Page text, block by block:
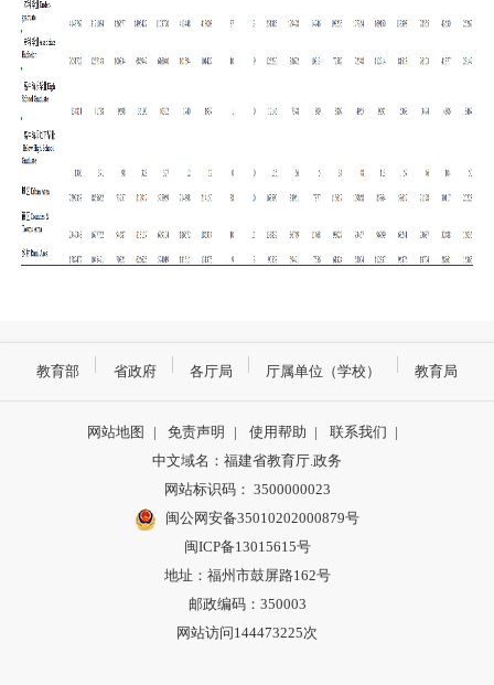
教育部 省政府 各厅局 厅属单位（学校） 教育局
网站地图 | 免责声明 | 使用帮助 | 联系我们 |
中文域名：福建省教育厅.政务
网站标识码： 3500000023
闽公网安备35010202000879号
闽ICP备13015615号
地址：福州市鼓屏路162号
邮政编码：350003
网站访问144473225次